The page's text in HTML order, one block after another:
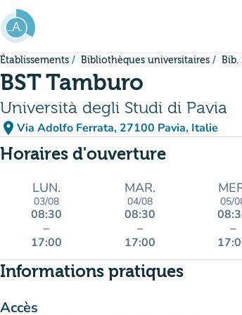
Aller au contenu principal
Établissements Bibliothèques universitaires Bib.
BST Tamburo
Università degli Studi di Pavia
place Via Adolfo Ferrata, 27100 Pavia, Italie
(ouvrir dans Google
(nouvel onglet)
Horaires d'ouverture
LUN.
03/08
08:30
–
17:00
MAR.
04/08
08:30
–
17:00
05/
–
Informations pratiques
Accès